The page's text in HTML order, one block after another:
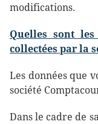
modifications.
Quelles sont
collectées par la
Les données que
société
Dans le cadre de